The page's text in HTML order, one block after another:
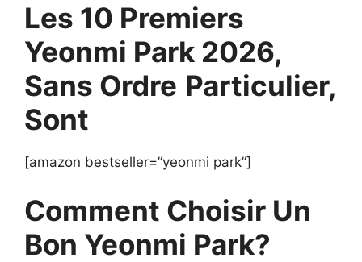
Les 10 Premiers
Yeonmi Park 2026,
Sans Ordre Particulier,
Sont
[amazon bestseller=”yeonmi park”]
Comment Choisir Un
Bon Yeonmi Park?